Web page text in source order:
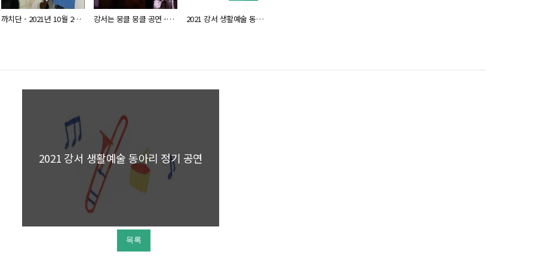
까치단 - 2021년 10월 29일 강서는 뭉클 뭉클 공연 - 초이아트홀 2021년 11월 13일 2021 강서 생활예술 동아리 정기 공연 하이라이트 영상
2021 강서 생활예술 동아리 정기 공연
목록